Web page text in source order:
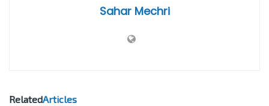
Sahar Mechri
RelatedArticles